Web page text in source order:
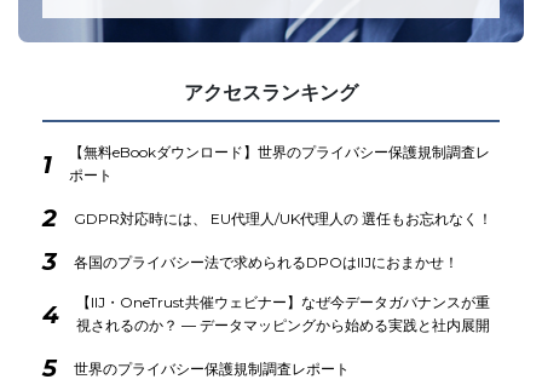
アクセスランキング
1
【無料eBookダウンロード】世界のプライバシー保護規制調査レ
ポート
2 GDPR対応時には、 EU代理人/UK代理人の 選任もお忘れなく！
3 各国のプライバシー法で求められるDPOはIIJにおまかせ！
4
【IIJ・OneTrust共催ウェビナー】なぜ今データガバナンスが重
視されるのか？ ― データマッピングから始める実践と社内展開
5 世界のプライバシー保護規制調査レポート